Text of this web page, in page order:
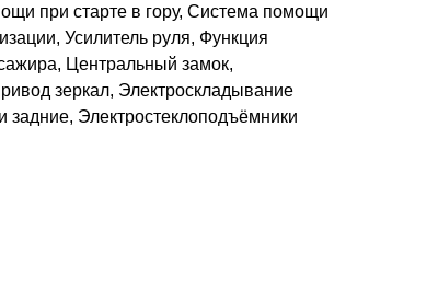
при старте в гору, Система помощи
Усилитель руля, Функция
Центральный замок,
зеркал, Электроскладывание
задние, Электростеклоподъёмники